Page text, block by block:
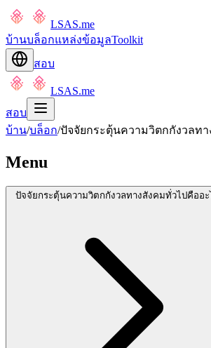
LSAS.me
บ้านบล็อกแหล่งข้อมูลToolkit
สอบ
LSAS.me
สอบ
บ้าน/บล็อก/ปัจจัยกระตุ้นความวิตกกังวลท
Menu
ปัจจัยกระตุ้นความวิตกกังวลทางสังคมทั่วไปคืออะ